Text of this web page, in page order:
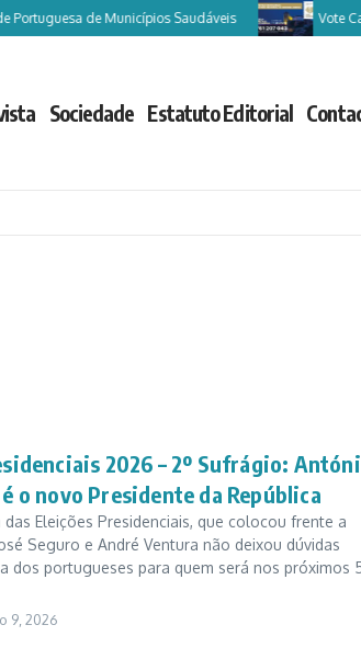
de Municípios Saudáveis Vote
Sociedade Estatuto Editorial
2026 – 2º Sufrágio:
é o novo Presidente da República
Eleições Presidenciais, que colocou frente a
Seguro e André Ventura não deixou dúvidas
dos portugueses para quem será nos próximos
9, 2026